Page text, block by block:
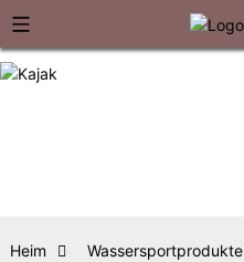
Heim Wassersportprodukte